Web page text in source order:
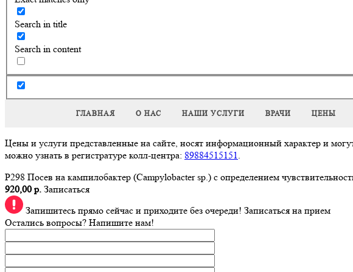
Search in title
Search in content
ГЛАВНАЯ О НАС НАШИ УСЛУГИ ВРАЧИ ЦЕНЫ
Цены и услуги представленные на сайте, носят информационный характер и
можно узнать в регистратуре колл-центра: 89884515151.
P298 Посев на кампилобактер (Campylobacter sp.) с определением
920,00 р. Записаться
Запишитесь прямо сейчас и приходите без очереди! Записаться на прием
Остались вопросы? Напишите нам!